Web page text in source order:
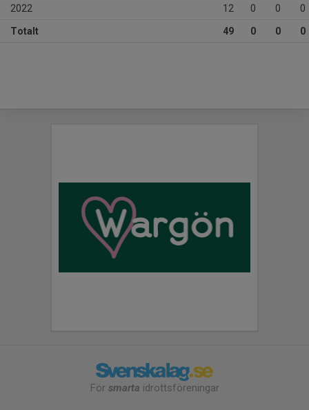
2022 12 0 0 0
Totalt 49 0 0 0
För smarta idrottsföreningar